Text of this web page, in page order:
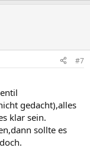
#7
gedacht),alles
klar sein.
sollte es